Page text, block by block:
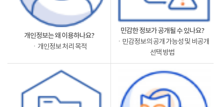
개인정보는 왜 이용하나요?
ㆍ개인정보 처리 목적
민감한 정보가 공개될 수 있나요?
ㆍ민감정보의 공개 가능성 및 비공개
선택 방법